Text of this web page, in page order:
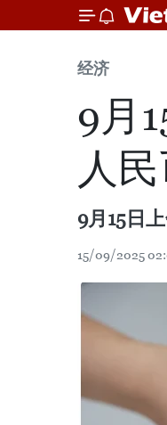
经济
9月
人
9月15日
15/09/2025